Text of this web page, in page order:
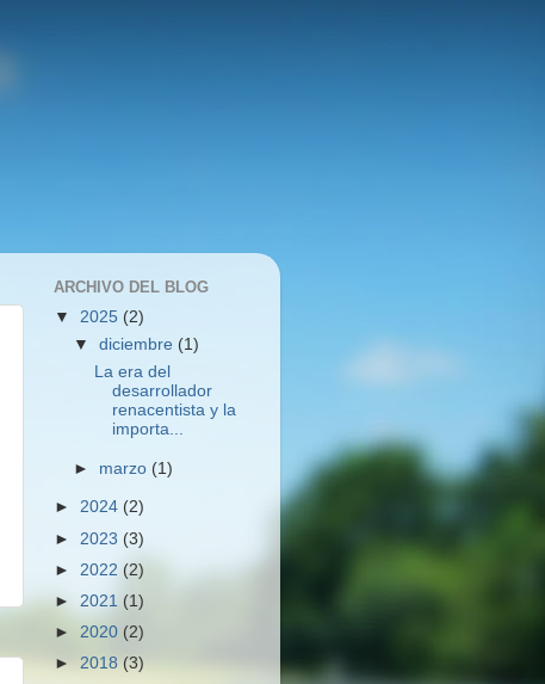
ARCHIVO DEL BLOG
▼ 2025 (2)
▼diciembre (1)
La era del
desarrollador
renacentista y la
importa...
► marzo (1)
► 2024 (2)
► 2023 (3)
► 2022 (2)
► 2021 (1)
► 2020 (2)
► 2018 (3)